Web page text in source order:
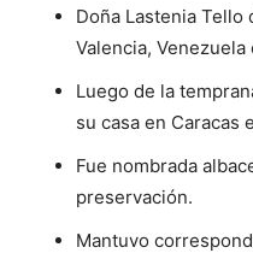
Doña Lastenia
Valencia, Venezuela
Luego de la
su casa en Caracas
Fue nombrada
preservación.
Mantuvo